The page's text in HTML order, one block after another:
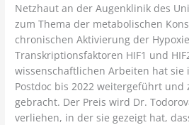
Netzhaut an der Augenklinik des
zum Thema der metabolischen
chronischen Aktivierung der
Transkriptionsfaktoren HIF1 und
wissenschaftlichen Arbeiten hat sie
Postdoc bis 2022 weitergeführt und
gebracht. Der Preis wird Dr.
verliehen, in der sie gezeigt hat,